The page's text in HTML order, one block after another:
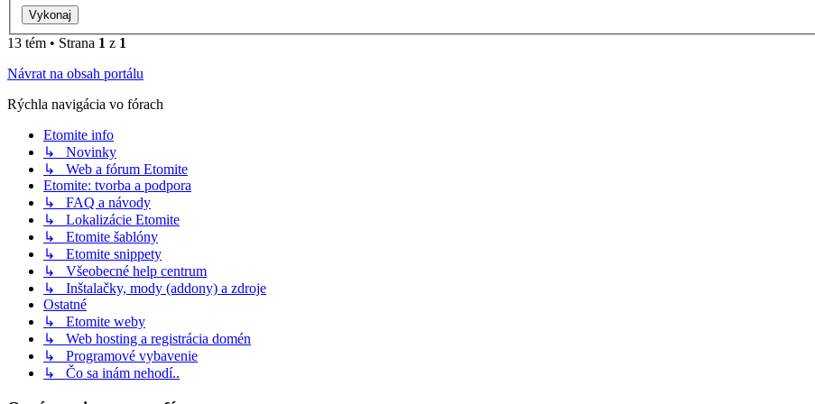
13 tém • Strana 1 z 1
Návrat na obsah portálu
Rýchla navigácia vo fórach
Etomite info
↳ Novinky
↳ Web a fórum Etomite
Etomite: tvorba a podpora
↳ FAQ a návody
↳ Lokalizácie Etomite
↳ Etomite šablóny
↳ Etomite snippety
↳ Všeobecné help centrum
↳ Inštalačky, mody (addony) a zdroje
Ostatné
↳ Etomite weby
↳ Web hosting a registrácia domén
↳ Programové vybavenie
↳ Čo sa inám nehodí..